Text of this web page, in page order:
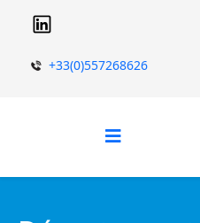
+33(0)557268626